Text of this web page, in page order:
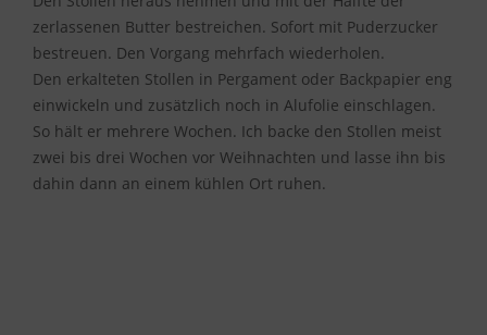
zerlassenen Butter bestreichen. Sofort mit Puderzucker
bestreuen. Den Vorgang mehrfach wiederholen.
Den erkalteten Stollen in Pergament oder Backpapier eng
einwickeln und zusätzlich noch in Alufolie einschlagen.
So hält er mehrere Wochen. Ich backe den Stollen meist
zwei bis drei Wochen vor Weihnachten und lasse ihn bis
dahin dann an einem kühlen Ort ruhen.
Service Inactive